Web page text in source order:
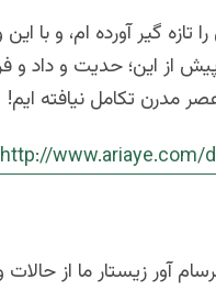
گیر آورده ام، و با
از این؛ حدیت و داد و
مدرن تکامل نیافته ایم!
http://www.ariaye.com/
آور زیستار ما از